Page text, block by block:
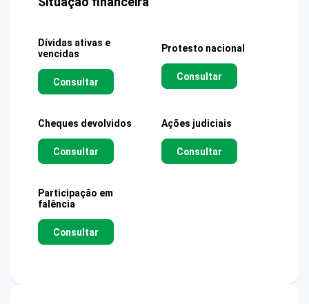
Dívidas ativas e
vencidas
Consultar
Protesto nacional
Consultar
Cheques devolvidos
Consultar
Ações judiciais
Consultar
Participação em
falência
Consultar